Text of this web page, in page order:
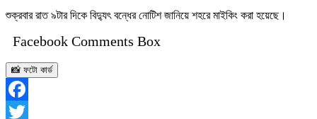
শুক্রবার রাত ৯টার দিকে বিদ্যুৎ বন্ধের নোটিশ জানিয়ে শহরে মাইকিং করা হয়েছে।
Facebook Comments Box
📸 ফটো কার্ড
Facebook